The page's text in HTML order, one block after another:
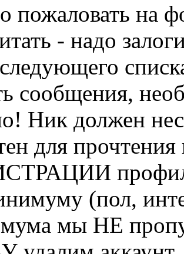
пожаловать на
- надо
сообщения,
Ник должен
для
профиль
(пол,
мы НЕ